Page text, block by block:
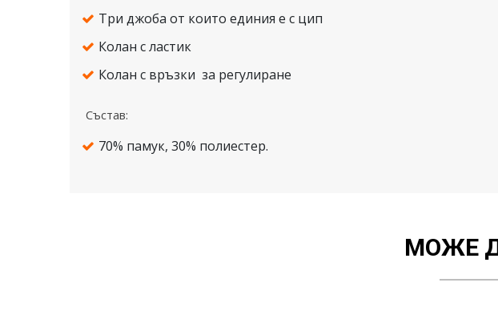
Три джоба от които единия е с цип
Колан с ластик
Колан с връзки за регулиране
Състав:
70% памук, 30% полиестер.
МОЖЕ